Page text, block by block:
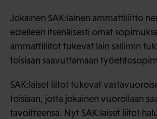
Jokainen SAK:lainen ammattiliitto
edelleen itsenäisesti omat
ammattiliitot tukevat lain sallimin
toisiaan saavuttamaan
SAK:laiset liitot tukevat
toisiaan, jotta jokainen vuorollaan
tavoitteensa. Nyt SAK:laiset liitot